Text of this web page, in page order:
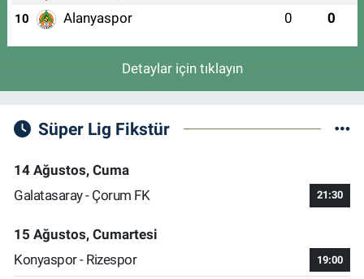
10 Alanyaspor 0 0
Detaylar için tıklayın
Süper Lig Fikstür
14 Ağustos, Cuma
Galatasaray - Çorum FK
21:30
15 Ağustos, Cumartesi
Konyaspor - Rizespor
19:00